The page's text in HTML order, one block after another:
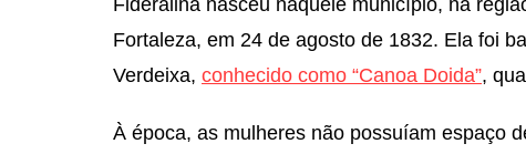
Fortaleza, em 24 de agosto de 1832. Ela foi
Verdeixa, conhecido como “Canoa Doida”,
À época, as mulheres não possuíam espaço